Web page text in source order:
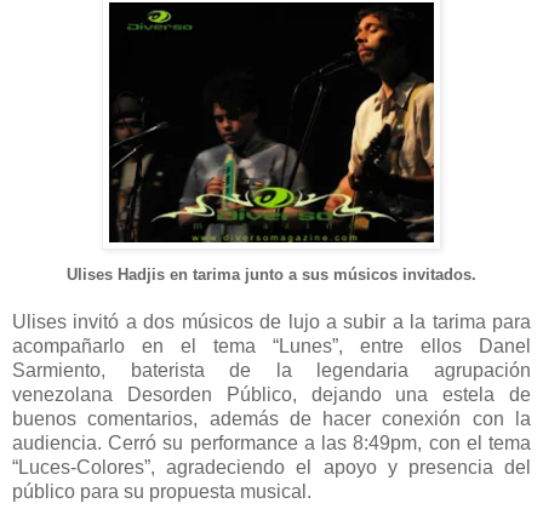
Ulises Hadjis en tarima junto a sus músicos invitados.
Ulises invitó a dos músicos de lujo a subir a la tarima para
acompañarlo en el tema “Lunes”, entre ellos Danel
Sarmiento, baterista de la legendaria agrupación
venezolana Desorden Público, dejando una estela de
buenos comentarios, además de hacer conexión con la
audiencia. Cerró su performance a las 8:49pm, con el tema
“Luces-Colores”, agradeciendo el apoyo y presencia del
público para su propuesta musical.